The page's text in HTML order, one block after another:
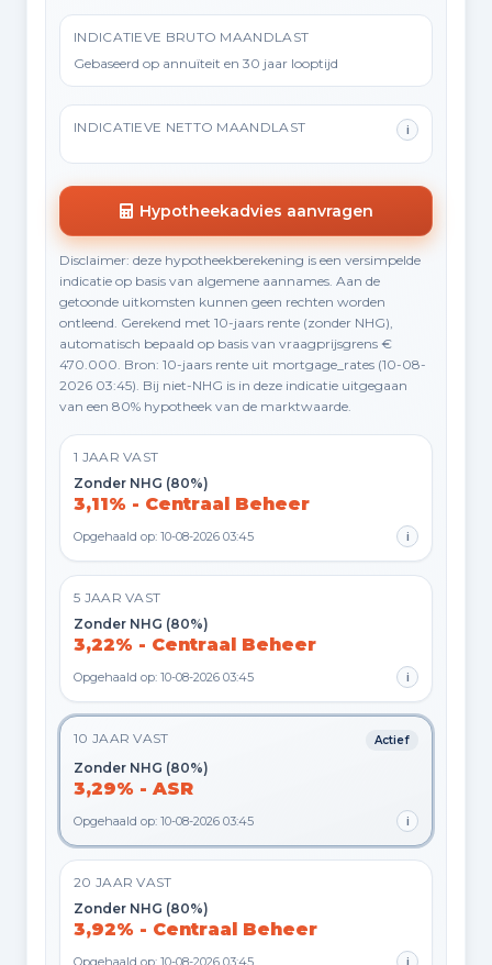
INDICATIEVE BRUTO MAANDLAST
Gebaseerd op annuïteit en 30 jaar looptijd
INDICATIEVE NETTO MAANDLAST i
Hypotheekadvies aanvragen
Disclaimer: deze hypotheekberekening is een versimpelde
indicatie op basis van algemene aannames. Aan de
getoonde uitkomsten kunnen geen rechten worden
ontleend. Gerekend met 10-jaars rente (zonder NHG),
automatisch bepaald op basis van vraagprijsgrens €
470.000. Bron: 10-jaars rente uit mortgage_rates (10-08-
2026 03:45). Bij niet-NHG is in deze indicatie uitgegaan
van een 80% hypotheek van de marktwaarde.
1 JAAR VAST
Zonder NHG (80%)
3,11% - Centraal Beheer
Opgehaald op: 10-08-2026 03:45 i
5 JAAR VAST
Zonder NHG (80%)
3,22% - Centraal Beheer
Opgehaald op: 10-08-2026 03:45 i
10 JAAR VAST Actief
Zonder NHG (80%)
3,29% - ASR
Opgehaald op: 10-08-2026 03:45 i
20 JAAR VAST
Zonder NHG (80%)
3,92% - Centraal Beheer
Opgehaald op: 10-08-2026 03:45 i